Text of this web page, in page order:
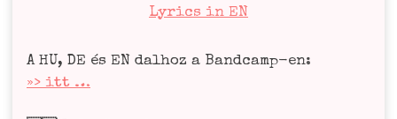
Lyrics in EN
A HU, DE és EN dal­hoz a Band­camp-en:
»> itt …